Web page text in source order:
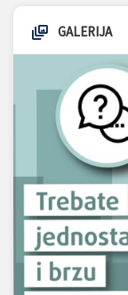
GALERIJA